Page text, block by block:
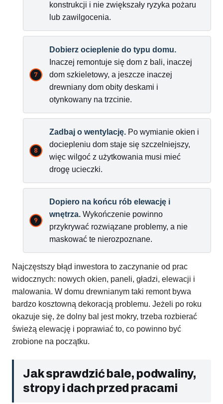
konstrukcji i nie zwiększały ryzyka pożaru
lub zawilgocenia.
Dobierz ocieplenie do typu domu.
Inaczej remontuje się dom z bali, inaczej
dom szkieletowy, a jeszcze inaczej
drewniany dom obity deskami i
otynkowany na trzcinie.
Zadbaj o wentylację. Po wymianie okien i
dociepleniu dom staje się szczelniejszy,
więc wilgoć z użytkowania musi mieć
drogę ucieczki.
Dopiero na końcu rób elewację i
wnętrza. Wykończenie powinno
przykrywać rozwiązane problemy, a nie
maskować te nierozpoznane.
Najczęstszy błąd inwestora to zaczynanie od prac
widocznych: nowych okien, paneli, gładzi, elewacji i
malowania. W domu drewnianym taki remont bywa
bardzo kosztowną dekoracją problemu. Jeżeli po roku
okazuje się, że dolny bal jest mokry, trzeba rozbierać
świeżą elewację i poprawiać to, co powinno być
zrobione na początku.
Jak sprawdzić bale, podwaliny,
stropy i dach przed pracami